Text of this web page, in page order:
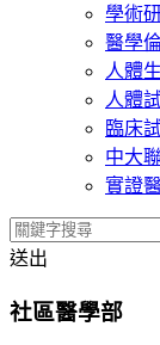
學術
醫學
人體
人體
臨床
中大
實證
送出
社區醫學部